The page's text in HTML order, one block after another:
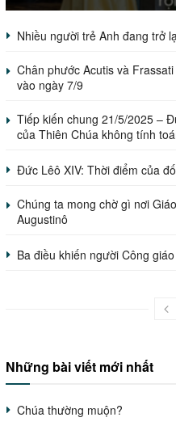
Nhiều người trẻ Anh đang trở
Chân phước Acutis và
vào ngày 7/9
Tiếp kiến chung 21/5/2025 –
của Thiên Chúa không tính
Đức Lêô XIV: Thời điểm của
Chúng ta mong chờ gì nơi
Augustinô
Ba điều khiến người Công
Những bài viết mới nhất
Chúa thường muộn?